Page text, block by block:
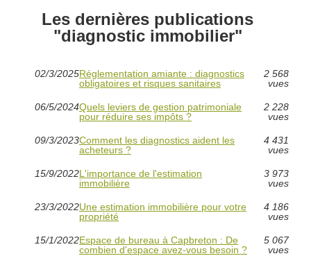
Les dernières publications
"diagnostic immobilier"
02/3/2025Réglementation amiante : diagnostics
obligatoires et risques sanitaires
2 568
vues
06/5/2024Quels leviers de gestion patrimoniale
pour réduire ses impôts ?
2 228
vues
09/3/2023Comment les diagnostics aident les
acheteurs ?
4 431
vues
15/9/2022L'importance de l'estimation
immobilière
3 973
vues
23/3/2022Une estimation immobilière pour votre
propriété
4 186
vues
15/1/2022Espace de bureau à Capbreton : De
combien d'espace avez-vous besoin ?
5 067
vues